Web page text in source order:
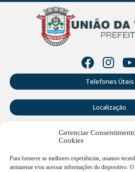
Gerenciar
Cookies
Para fornecer as melhores experiências, usamos
armazenar e/ou acessar informações do dispositivo.
Telefones Úteis
Localização
Perguntas
Webmail